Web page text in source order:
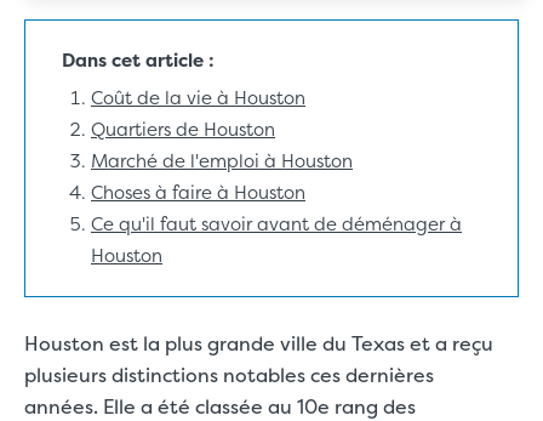
Houston est la plus grande ville du Texas et a reçu
plusieurs distinctions notables ces dernières
années. Elle a été classée au 10e rang des
Dans cet article :
Coût de la vie à Houston
Quartiers de Houston
Marché de l'emploi à Houston
Choses à faire à Houston
Ce qu'il faut savoir avant de déménager à
Houston